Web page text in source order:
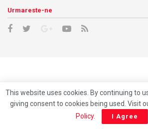
Urmareste-ne
This website uses cookies. By continuing to
giving consent to cookies being used. Visit
Policy. I Agree